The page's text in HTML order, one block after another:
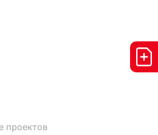
проектов